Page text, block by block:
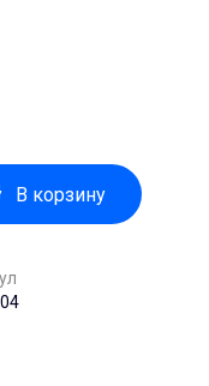
В корзину